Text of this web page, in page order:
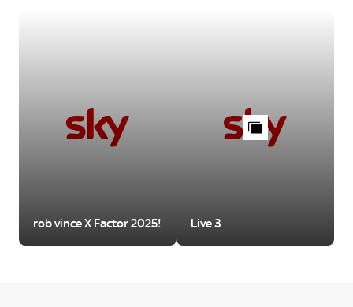
rob vince X Factor 2025! Live 3